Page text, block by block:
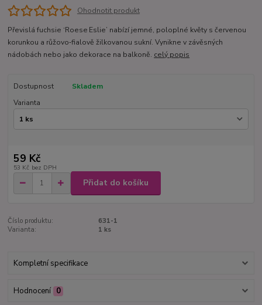
Ohodnotit produkt
Převislá fuchsie ‘Roese Eslie’ nabízí jemné, poloplné květy s červenou
korunkou a růžovo‑fialově žilkovanou sukní. Vynikne v závěsných
nádobách nebo jako dekorace na balkoně. celý popis
Dostupnost
Skladem
Varianta
59 Kč
53 Kč bez DPH
Přidat do košíku
Číslo produktu:
631-1
Varianta:
1 ks
Kompletní specifikace
Hodnocení 0